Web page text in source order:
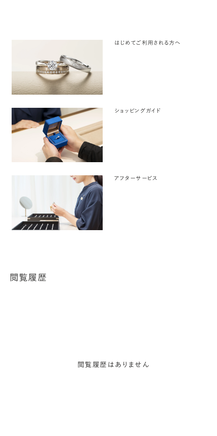
はじめてご利用される方へ
ショッピングガイド
アフターサービス
閲覧履歴
閲覧履歴はありません